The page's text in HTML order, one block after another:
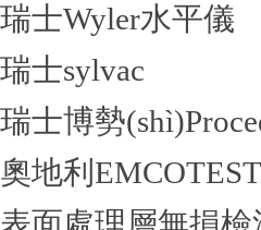
瑞士Wyler水平儀
瑞士sylvac
瑞士博勢
奧地利